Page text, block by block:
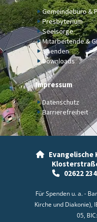
Gemeindebüro &
Presbyterium
Seelsorge
Mitarbeitende &
Spenden
Downloads
Impressum
Datenschutz
Barrierefreiheit

Evangelische
02622
Für Spenden u. a. -
Kirche und Diakonie),
05,